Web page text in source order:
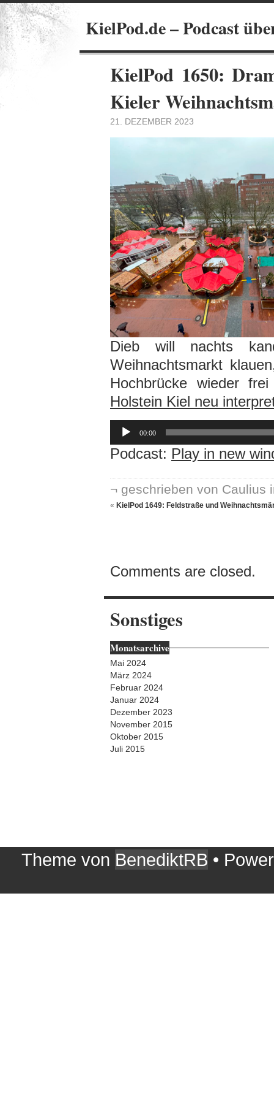
KielPod.de – Podcast
KielPod 1650:
Kieler
21. DEZEMBER 2023
Dieb will nachts
Weihnachtsmarkt
Hochbrücke wieder
Holstein Kiel neu
Audio-
Player
00:00
Podcast: Play in new
¬ geschrieben von Caulius
« KielPod 1649: Feldstraße und
Comments are closed.
Sonstiges
Monatsarchive
Mai 2024
März 2024
Februar 2024
Januar 2024
Dezember 2023
November 2015
Oktober 2015
Juli 2015
Theme von BenediktRB •